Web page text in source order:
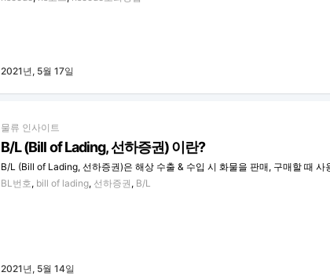
2021년, 5월 17일
물류 인사이트
B/L (Bill of Lading, 선하증권) 이란?
B/L (Bill of Lading, 선하증권)은 해상 수출 & 수입 시 화물을 판매, 구매할 때 사
BL번호, bill of lading, 선하증권 , B/L
2021년, 5월 14일